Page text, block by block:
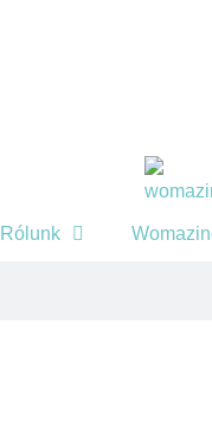
Rólunk